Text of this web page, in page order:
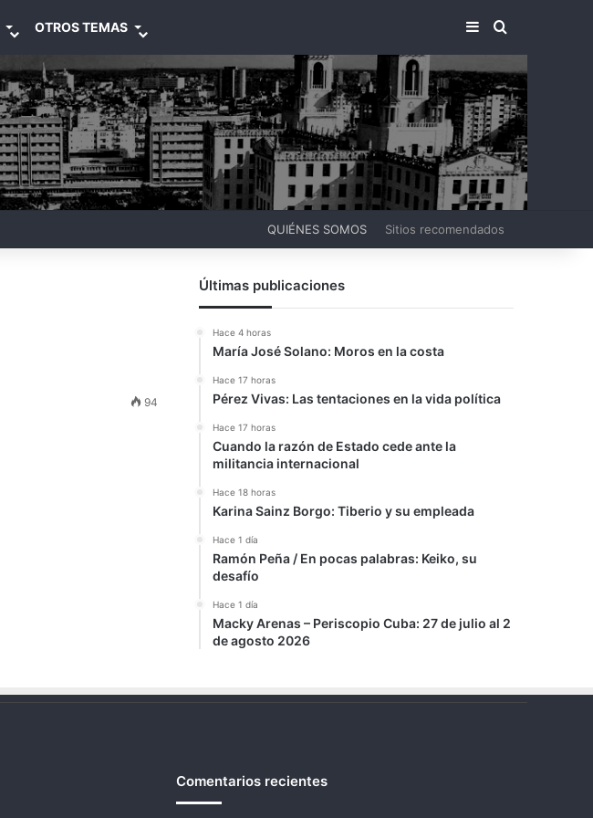
OTROS TEMAS BARRA LATERAL
BUSCAR
QUIÉNES SOMOS Sitios recomendados
94
Últimas publicaciones
Hace 4 horas
María José Solano: Moros en la costa
Hace 17 horas
Pérez Vivas: Las tentaciones en la vida política
Hace 17 horas
Cuando la razón de Estado cede ante la
militancia internacional
Hace 18 horas
Karina Sainz Borgo: Tiberio y su empleada
Hace 1 día
Ramón Peña / En pocas palabras: Keiko, su
desafío
Hace 1 día
Macky Arenas – Periscopio Cuba: 27 de julio al 2
de agosto 2026
Comentarios recientes